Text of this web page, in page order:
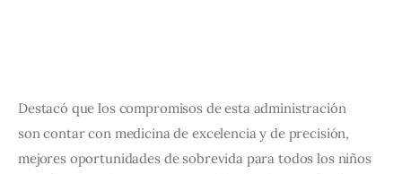
Destacó que los compromisos de esta administración
son contar con medicina de excelencia y de precisión,
mejores oportunidades de sobrevida para todos los niños